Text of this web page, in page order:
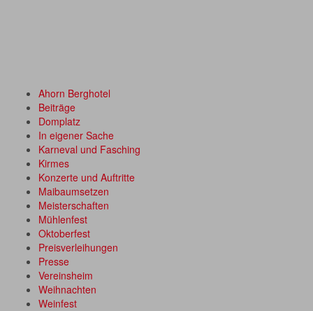
Ahorn Berghotel
Beiträge
Domplatz
In eigener Sache
Karneval und Fasching
Kirmes
Konzerte und Auftritte
Maibaumsetzen
Meisterschaften
Mühlenfest
Oktoberfest
Preisverleihungen
Presse
Vereinsheim
Weihnachten
Weinfest